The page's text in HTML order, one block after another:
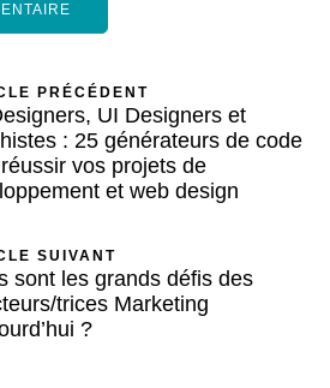
PRÉCÉDENT
UI Designers et
: 25 générateurs de code
vos projets de
et web design
SUIVANT
sont les grands défis des
trices Marketing
?